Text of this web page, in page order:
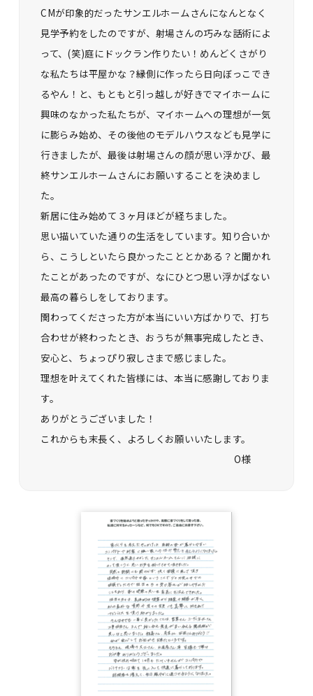
CMが印象的だったサンエルホームさんになんとなく
見学予約をしたのですが、射場さんの巧みな話術によ
って、(笑)庭にドックラン作りたい！めんどくさがり
な私たちは平屋かな？縁側に作ったら日向ぼっこでき
るやん！と、もともと引っ越しが好きでマイホームに
興味のなかった私たちが、マイホームへの理想が一気
に膨らみ始め、その後他のモデルハウスなども見学に
行きましたが、最後は射場さんの顔が思い浮かび、最
終サンエルホームさんにお願いすることを決めまし
た。
新居に住み始めて３ヶ月ほどが経ちました。
思い描いていた通りの生活をしています。知り合いか
ら、こうしといたら良かったこととかある？と聞かれ
たことがあったのですが、なにひとつ思い浮かばない
最高の暮らしをしております。
関わってくださった方が本当にいい方ばかりで、打ち
合わせが終わったとき、おうちが無事完成したとき、
安心と、ちょっぴり寂しさまで感じました。
理想を叶えてくれた皆様には、本当に感謝しておりま
す。
ありがとうございました！
これからも末長く、よろしくお願いいたします。
O様